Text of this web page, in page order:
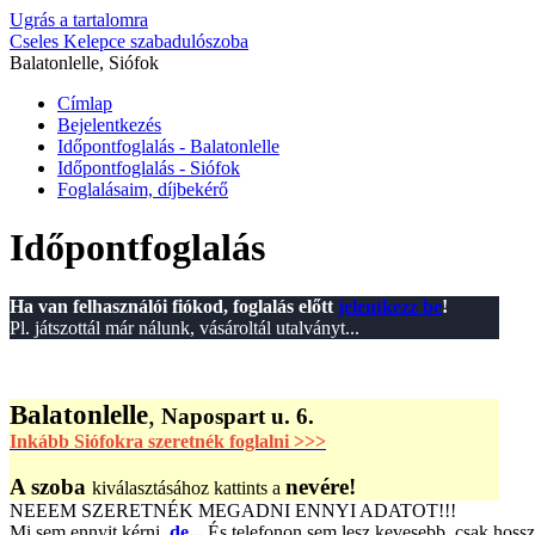
Ugrás a tartalomra
Cseles Kelepce szabadulószoba
Balatonlelle, Siófok
Címlap
Bejelentkezés
Időpontfoglalás - Balatonlelle
Időpontfoglalás - Siófok
Foglalásaim, díjbekérő
Időpontfoglalás
Ha van felhasználói fiókod, foglalás előtt jelentkezz be!
Pl. játszottál már nálunk, vásároltál utalványt...
Balatonlelle, Napospart u. 6.
Inkább Siófokra szeretnék foglalni >>>
A szoba kiválasztásához kattints a nevére!
NEEEM SZERETNÉK MEGADNI ENNYI ADATOT!!!